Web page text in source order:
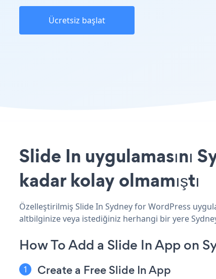
Ücretsiz başlat
Slide In uygulamasını
kadar kolay olmamıştı
Özelleştirilmiş Slide In Sydney for WordPress
altbilginize veya istediğiniz herhangi bir yere
How To Add a Slide In App on
Create a Free Slide In App